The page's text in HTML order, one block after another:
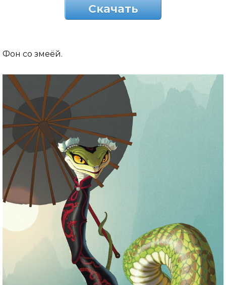
Скачать
Фон со змеёй.